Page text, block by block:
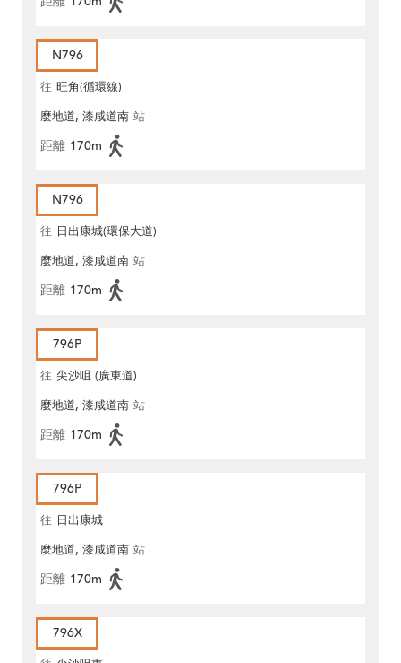
N796
往 旺角(循環線)
麼地道, 漆咸道南 站
距離 170m
N796
往 日出康城(環保大道)
麼地道, 漆咸道南 站
距離 170m
796P
往 尖沙咀 (廣東道)
麼地道, 漆咸道南 站
距離 170m
796P
往 日出康城
麼地道, 漆咸道南 站
距離 170m
796X